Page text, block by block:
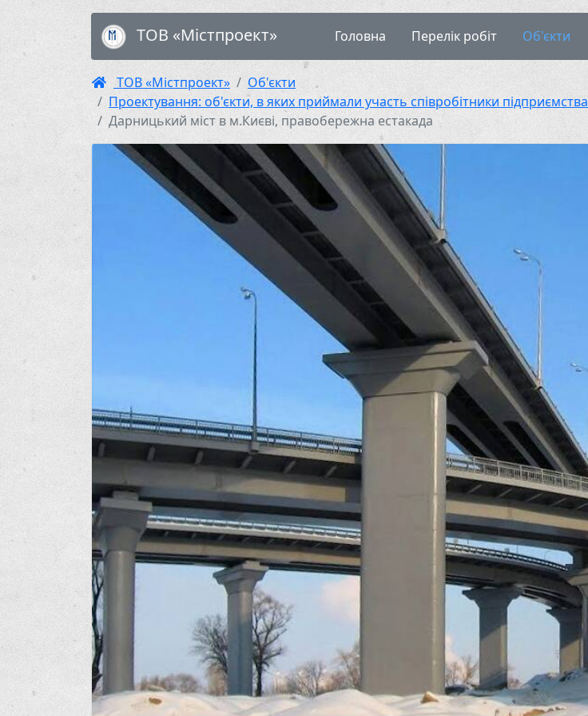
ТОВ «Містпроект» Головна Перелік робіт Об'єкти
ТОВ «Містпроект»
Об'єкти
Проектування: об'єкти, в яких приймали участь співробітники підприємства
Дарницький міст в м.Києві, правобережна естакада